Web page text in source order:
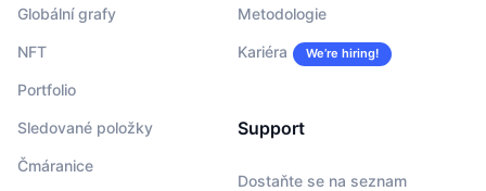
Globální grafy
NFT
Portfolio
Sledované položky
Čmáranice
Metodologie
Kariéra We’re hiring!
Support
Dostaňte se na seznam